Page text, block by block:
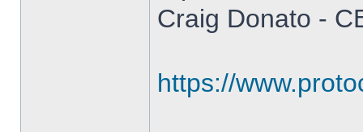
Craig Donato -
https://